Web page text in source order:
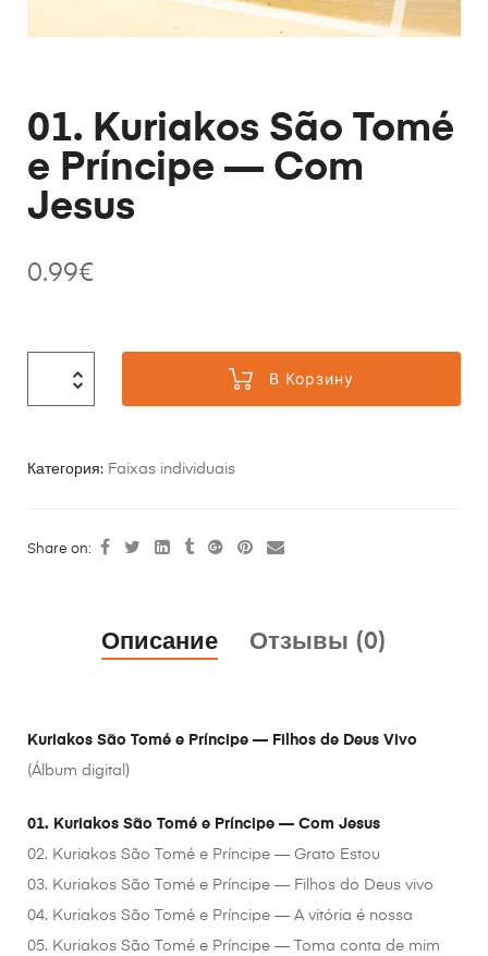
01. Kuriakos São Tomé
e Príncipe — Com
Jesus
0.99€
В Корзину
Категория: Faixas individuais
Share on:
Описание Отзывы (0)
Kuriakos São Tomé e Príncipe — Filhos de Deus Vivo
(Álbum digital)
01. Kuriakos São Tomé e Príncipe — Com Jesus
02. Kuriakos São Tomé e Príncipe — Grato Estou
03. Kuriakos São Tomé e Príncipe — Filhos do Deus vivo
04. Kuriakos São Tomé e Príncipe — A vitória é nossa
05. Kuriakos São Tomé e Príncipe — Toma conta de mim